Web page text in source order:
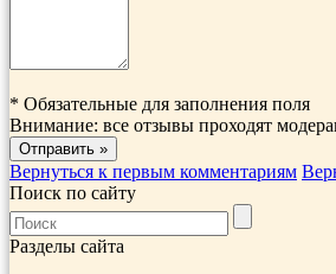
* Обязательные для заполнения поля
Внимание: все отзывы проходят
Вернуться к первым комментариям
Поиск по сайту
Разделы сайта